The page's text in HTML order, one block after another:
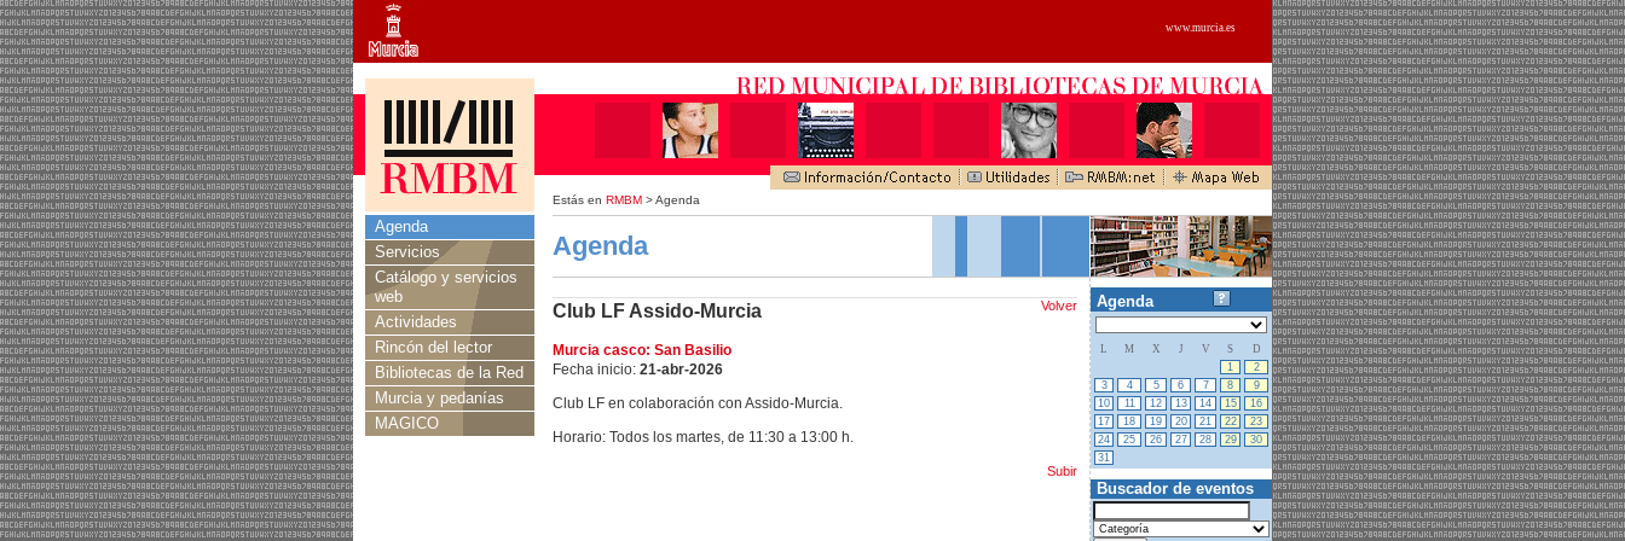
www.murcia.es
Estás en RMBM > Agenda
Agenda
Servicios
Catálogo y servicios
web
Actividades
Rincón del lector
Bibliotecas de la Red
Murcia y pedanías
MAGICO
Agenda
Volver
Club LF Assido-Murcia
Murcia casco: San Basilio
Fecha inicio: 21-abr-2026
Club LF en colaboración con Assido-Murcia.
Horario: Todos los martes, de 11:30 a 13:00 h.
Subir
Agenda
L M X J V S
D
1
2
3
4 5 6 7 8
9
10
11 12 13 14 15
16
17
18 19 20 21 22
23
24
25 26 27 28 29
30
31
Buscador de eventos